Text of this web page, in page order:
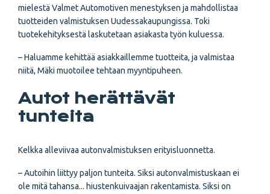
mielestä Valmet Automotiven menestyksen ja mahdollistaa
tuotteiden valmistuksen Uudessakaupungissa. Toki
tuotekehityksestä laskutetaan asiakasta työn kuluessa.
– Haluamme kehittää asiakkaillemme tuotteita, ja valmistaa
niitä, Mäki muotoilee tehtaan myyntipuheen.
Autot herättävät
tunteita
Kelkka alleviivaa autonvalmistuksen erityisluonnetta.
– Autoihin liittyy paljon tunteita. Siksi autonvalmistuskaan ei
ole mitä tahansa... hiustenkuivaajan rakentamista. Siksi on